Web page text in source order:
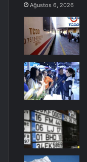
Ağustos 6, 2026